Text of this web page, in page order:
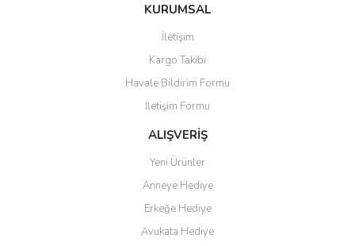
KURUMSAL
İletişim
Kargo Takibi
Havale Bildirim Formu
İletişim Formu
ALIŞVERİŞ
Yeni Ürünler
Anneye Hediye
Erkeğe Hediye
Avukata Hediye